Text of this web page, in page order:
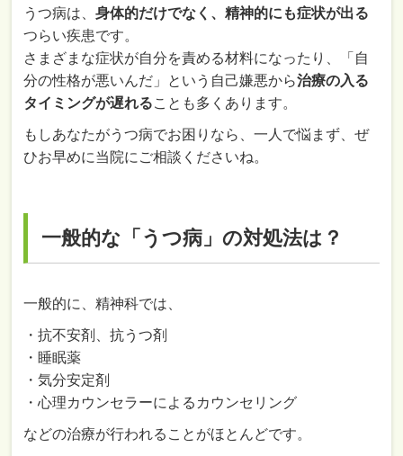
うつ病は、身体的だけでなく、精神的にも症状が出る
つらい疾患です。
さまざまな症状が自分を責める材料になったり、「自
分の性格が悪いんだ」という自己嫌悪から治療の入る
タイミングが遅れることも多くあります。
もしあなたがうつ病でお困りなら、一人で悩まず、ぜ
ひお早めに当院にご相談くださいね。
一般的な「うつ病」の対処法は？
一般的に、精神科では、
・抗不安剤、抗うつ剤
・睡眠薬
・気分安定剤
・心理カウンセラーによるカウンセリング
などの治療が行われることがほとんどです。